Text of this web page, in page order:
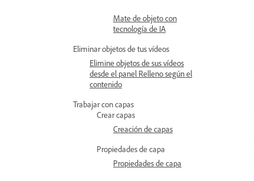
Mate de objeto con
tecnología de IA
Eliminar objetos de tus vídeos
Elimine objetos de sus vídeos
desde el panel Relleno según el
contenido
Trabajar con capas
Crear capas
Creación de capas
Propiedades de capa
Propiedades de capa